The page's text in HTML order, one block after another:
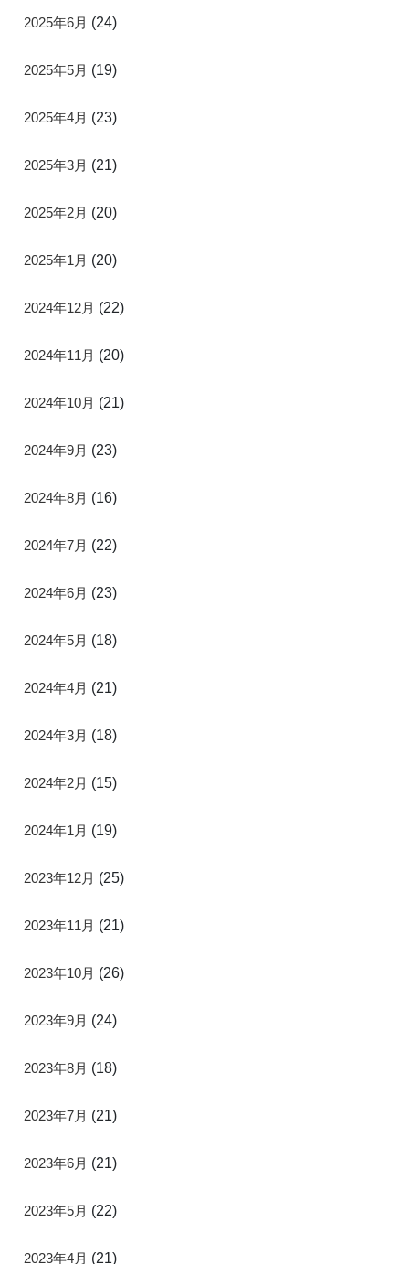
2025年6月 (24)
2025年5月 (19)
2025年4月 (23)
2025年3月 (21)
2025年2月 (20)
2025年1月 (20)
2024年12月 (22)
2024年11月 (20)
2024年10月 (21)
2024年9月 (23)
2024年8月 (16)
2024年7月 (22)
2024年6月 (23)
2024年5月 (18)
2024年4月 (21)
2024年3月 (18)
2024年2月 (15)
2024年1月 (19)
2023年12月 (25)
2023年11月 (21)
2023年10月 (26)
2023年9月 (24)
2023年8月 (18)
2023年7月 (21)
2023年6月 (21)
2023年5月 (22)
2023年4月 (21)